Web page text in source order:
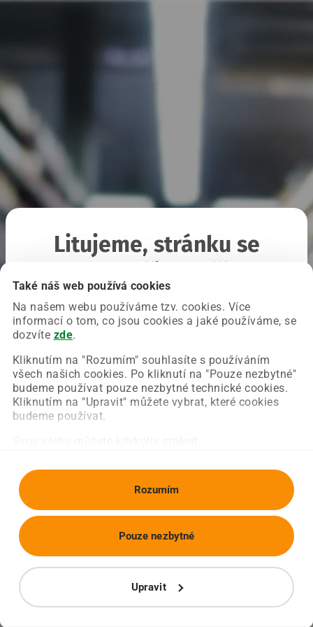
Také náš web používá cookies
Na našem webu používáme tzv. cookies. Více
informací o tom, co jsou cookies a jaké používáme, se
dozvíte zde.
Kliknutím na "Rozumím" souhlasíte s používáním
všech našich cookies. Po kliknutí na "Pouze nezbytné"
budeme používat pouze nezbytné technické cookies.
Kliknutím na "Upravit" můžete vybrat, které cookies
budeme používat.
Rozumím
Upravit
Pouze nezbytné
Litujeme, stránku se
Chyba nastala na naší straně a už ji opravujeme.
Zkuste prosím znovu načíst požadovanou stránku.
Obnovit stránku Úvodní strana